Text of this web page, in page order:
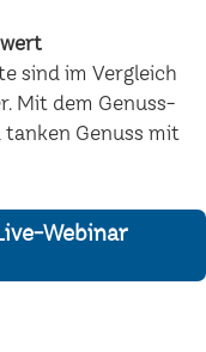
sind im Vergleich
Mit dem Genuss-
tanken Genuss mit
Webinar